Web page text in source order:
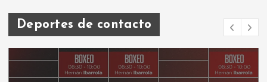
Deportes de contacto